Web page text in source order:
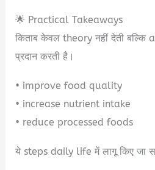
🌟 Practical Takeaways
किताब केवल theory नहीं देती
प्रदान करती है।
• improve food quality
• increase nutrient intake
• reduce processed foods
ये steps daily life में लागू किए जा